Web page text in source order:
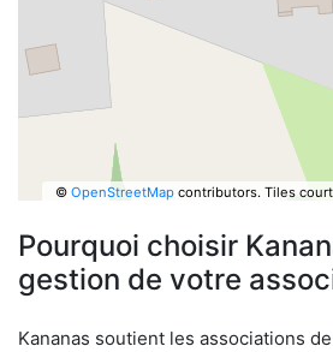
© OpenStreetMapcontributors. Tiles
Pourquoi choisir
gestion de votre
Kananas soutient les associations